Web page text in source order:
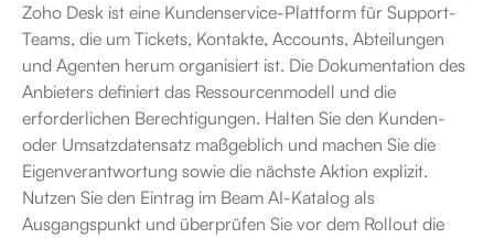
Zoho Desk ist eine Kundenservice-Plattform für Support-
Teams, die um Tickets, Kontakte, Accounts, Abteilungen
und Agenten herum organisiert ist. Die Dokumentation des
Anbieters definiert das Ressourcenmodell und die
erforderlichen Berechtigungen. Halten Sie den Kunden-
oder Umsatzdatensatz maßgeblich und machen Sie die
Eigenverantwortung sowie die nächste Aktion explizit.
Nutzen Sie den Eintrag im Beam AI-Katalog als
Ausgangspunkt und überprüfen Sie vor dem Rollout die